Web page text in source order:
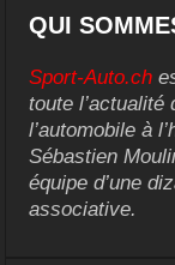
QUI
Sport-Auto.ch
toute l’actualité
l’automobile à
Sébastien
équipe d’une
associative.